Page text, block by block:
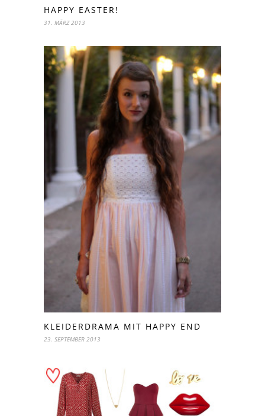
HAPPY EASTER!
31. MÄRZ 2013
KLEIDERDRAMA MIT HAPPY END
23. SEPTEMBER 2013